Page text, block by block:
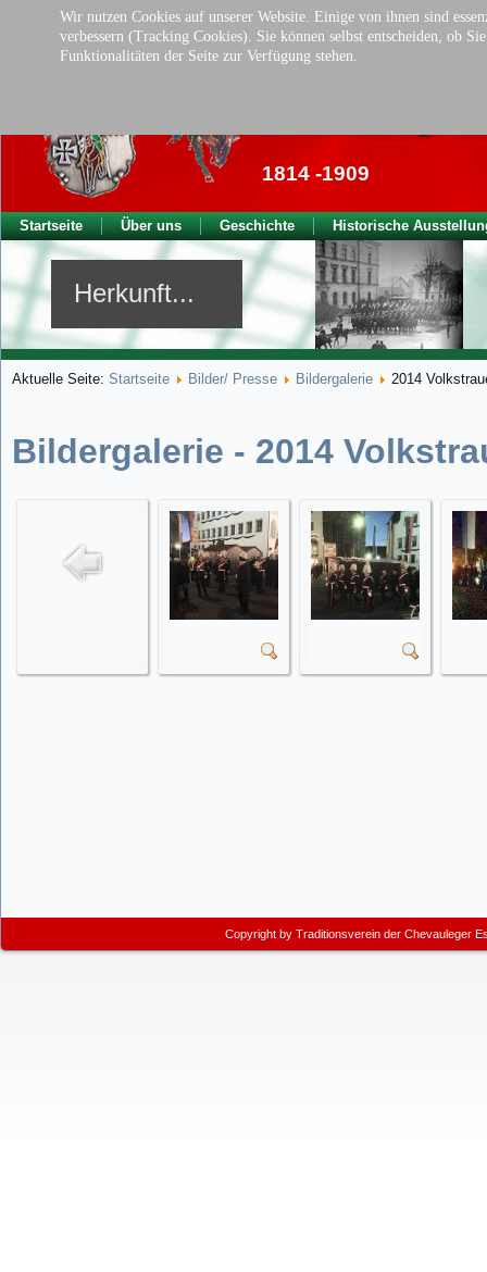
1814 -1909
Startseite Über uns Geschichte Historische
Herkunft...
Aktuelle Seite: Startseite Bilder/ Presse Bildergalerie 2014
Bildergalerie - 2014
Copyright by Traditionsverein der Chevauleger
Wir nutzen Cookies auf unserer Website. Einige von ihnen sind
verbessern (Tracking Cookies). Sie können selbst entscheiden, ob
Funktionalitäten der Seite zur Verfügung stehen.